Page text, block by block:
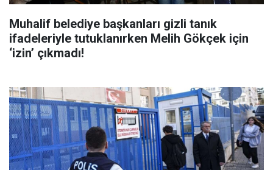
Muhalif belediye başkanları gizli tanık
ifadeleriyle tutuklanırken Melih Gökçek için
‘izin’ çıkmadı!